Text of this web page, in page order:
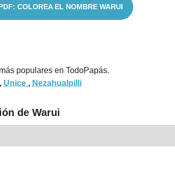
COLOREA EL NOMBRE WARUI
populares en TodoPapás.
, Unice , Nezahualpilli
de Warui